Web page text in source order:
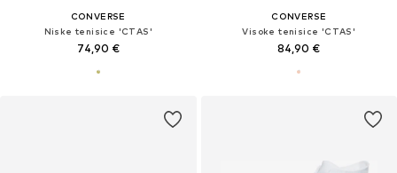
CONVERSE
Niske tenisice 'CTAS'
74,90 €
CONVERSE
Visoke tenisice 'CTAS'
84,90 €